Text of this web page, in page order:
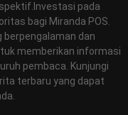
pada
bagi Miranda POS.
berpengalaman dan
memberikan informasi
pembaca. Kunjungi
terbaru yang dapat